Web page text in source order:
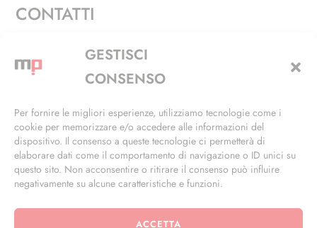
GESTISCI
CONSENSO
Per fornire le migliori esperienze, utilizziamo tecnologie come i
cookie per memorizzare e/o accedere alle informazioni del
dispositivo. Il consenso a queste tecnologie ci permetterà di
elaborare dati come il comportamento di navigazione o ID unici su
questo sito. Non acconsentire o ritirare il consenso può influire
negativamente su alcune caratteristiche e funzioni.
ACCETTA
CONTATTI
Via Alfieri, 27 - Trezzano Sul Naviglio (MI)
+39 02 4846 3155
info@masterphil.it